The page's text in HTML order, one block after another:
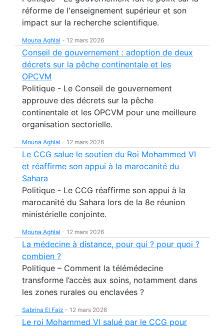
réforme de l'enseignement supérieur et son
impact sur la recherche scientifique.
Mouna Aghlal - 12 mars 2026
Conseil de gouvernement : adoption de deux
décrets sur la pêche continentale et les
OPCVM
Politique - Le Conseil de gouvernement
approuve des décrets sur la pêche
continentale et les OPCVM pour une meilleure
organisation sectorielle.
Mouna Aghlal - 12 mars 2026
Le CCG salue le soutien du Roi Mohammed VI
et réaffirme son appui à la marocanité du
Sahara
Politique - Le CCG réaffirme son appui à la
marocanité du Sahara lors de la 8e réunion
ministérielle conjointe.
Mouna Aghlal - 12 mars 2026
La médecine à distance, pour qui ? pour quoi ?
combien ?
Politique – Comment la télémédecine
transforme l’accès aux soins, notamment dans
les zones rurales ou enclavées ?
Sabrina El Faiz - 12 mars 2026
Le roi Mohammed VI salué par le CCG pour